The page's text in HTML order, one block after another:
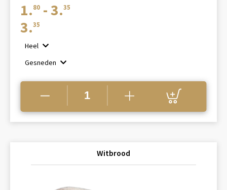
1. 80 -3.35
3.35
Heel
Gesneden
Witbrood